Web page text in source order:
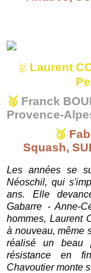
🥇 Laurent
🥈 Franck
Provence-
🥉
Squash,
Les années se
Néoschil, qui
ans. Elle
Gabarre - Anne-
hommes, Laurent
à nouveau, même
réalisé un beau
résistance en
Chavoutier monte